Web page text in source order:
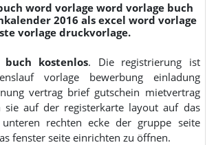
word vorlage word vorlage buch
2016 als excel word vorlage
vorlage druckvorlage.
kostenlos. Die registrierung ist
vorlage bewerbung einladung
vertrag brief gutschein mietvertrag
sie auf der registerkarte layout auf das
rechten ecke der gruppe seite
fenster seite einrichten zu öffnen.